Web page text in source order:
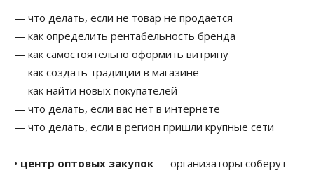
— что делать, если не товар не продается
— как определить рентабельность бренда
— как самостоятельно оформить витрину
— как создать традиции в магазине
— как найти новых покупателей
— что делать, если вас нет в интернете
— что делать, если в регион пришли крупные сети
• центр оптовых закупок — организаторы соберут